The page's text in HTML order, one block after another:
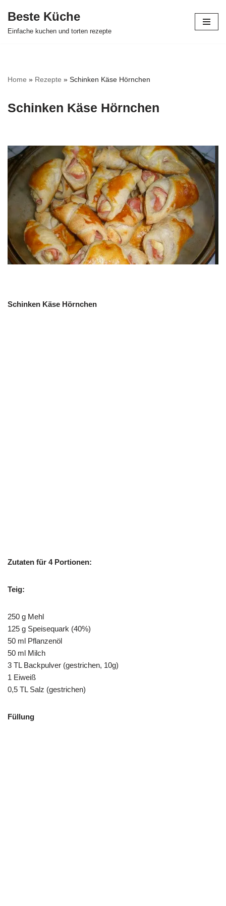
Zum
Beste Küche
Einfache kuchen und torten rezepte
Home » Rezepte » Schinken Käse Hörnchen
Schinken Käse Hörnchen
Schinken Käse Hörnchen
Zutaten für 4 Portionen:
Teig:
250 g Mehl
125 g Speisequark (40%)
50 ml Pflanzenöl
50 ml Milch
3 TL Backpulver (gestrichen, 10g)
1 Eiweiß
0,5 TL Salz (gestrichen)
Füllung